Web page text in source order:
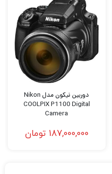
دوربین نیکون مدل Nikon
COOLPIX P1100 Digital
Camera
187,000,000 تومان